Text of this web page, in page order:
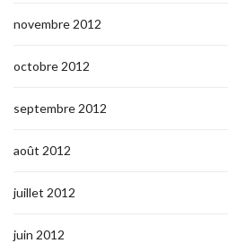
novembre 2012
octobre 2012
septembre 2012
août 2012
juillet 2012
juin 2012